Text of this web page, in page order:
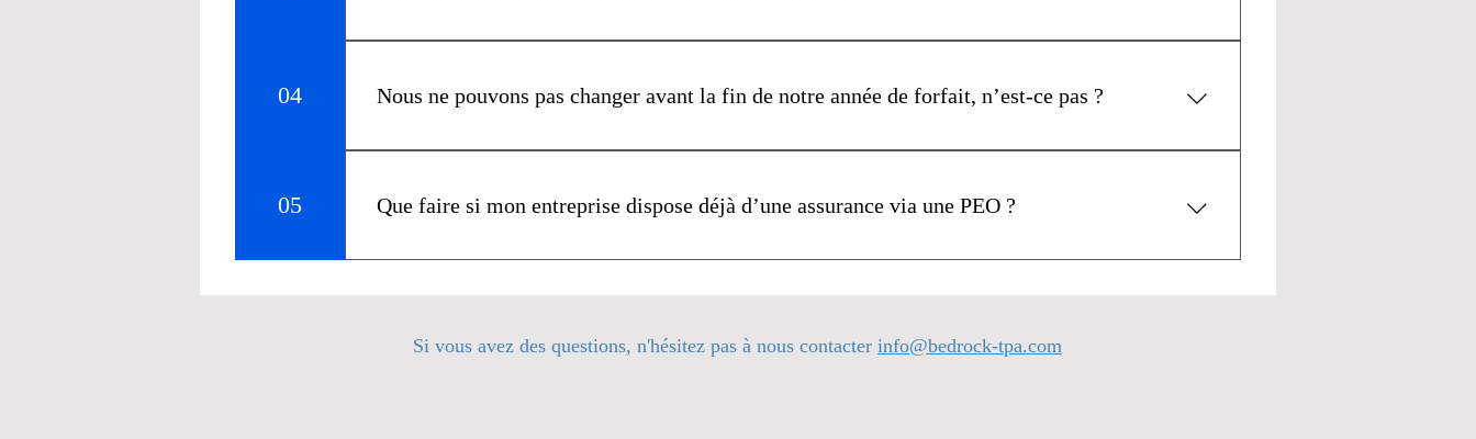
Oui, vous pouvez obtenir des régimes d’assurance dentaire et de vision par l’intermédiaire de Bedrock
04 Nous ne pouvons pas changer avant la fin de notre année de forfait, n’est-ce pas ?
Ce n'est pas vrai ! Vous n'êtes pas obligé de conserver votre assurance maladie actuelle et vous pouvez
05 Que faire si mon entreprise dispose déjà d’une assurance via une PEO ?
Vous pouvez conserver votre PEO pour tout, sauf les avantages sociaux, et les obtenir auprès de
Bedrock. Il est courant que les clients « retirent » des avantages et conservent le reste auprès de leur
Si vous avez des questions, n'hésitez pas à nous contacter info@bedrock-tpa.com